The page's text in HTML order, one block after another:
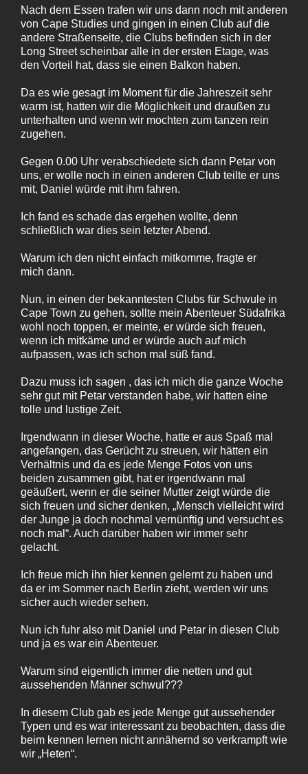
Nach dem Essen trafen wir uns dann noch mit anderen
von Cape Studies und gingen in einen Club auf die
andere Straßenseite, die Clubs befinden sich in der
Long Street scheinbar alle in der ersten Etage, was
den Vorteil hat, dass sie einen Balkon haben.
Da es wie gesagt im Moment für die Jahreszeit sehr
warm ist, hatten wir die Möglichkeit und draußen zu
unterhalten und wenn wir mochten zum tanzen rein
zugehen.
Gegen 0.00 Uhr verabschiedete sich dann Petar von
uns, er wolle noch in einen anderen Club teilte er uns
mit, Daniel würde mit ihm fahren.
Ich fand es schade das ergehen wollte, denn
schließlich war dies sein letzter Abend.
Warum ich den nicht einfach mitkomme, fragte er
mich dann.
Nun, in einen der bekanntesten Clubs für Schwule in
Cape Town zu gehen, sollte mein Abenteuer Südafrika
wohl noch toppen, er meinte, er würde sich freuen,
wenn ich mitkäme und er würde auch auf mich
aufpassen, was ich schon mal süß fand.
Dazu muss ich sagen , das ich mich die ganze Woche
sehr gut mit Petar verstanden habe, wir hatten eine
tolle und lustige Zeit.
Irgendwann in dieser Woche, hatte er aus Spaß mal
angefangen, das Gerücht zu streuen, wir hätten ein
Verhältnis und da es jede Menge Fotos von uns
beiden zusammen gibt, hat er irgendwann mal
geäußert, wenn er die seiner Mutter zeigt würde die
sich freuen und sicher denken, „Mensch vielleicht wird
der Junge ja doch nochmal vernünftig und versucht es
noch mal“. Auch darüber haben wir immer sehr
gelacht.
Ich freue mich ihn hier kennen gelernt zu haben und
da er im Sommer nach Berlin zieht, werden wir uns
sicher auch wieder sehen.
Nun ich fuhr also mit Daniel und Petar in diesen Club
und ja es war ein Abenteuer.
Warum sind eigentlich immer die netten und gut
aussehenden Männer schwul???
In diesem Club gab es jede Menge gut aussehender
Typen und es war interessant zu beobachten, dass die
beim kennen lernen nicht annähernd so verkrampft wie
wir „Heten“.